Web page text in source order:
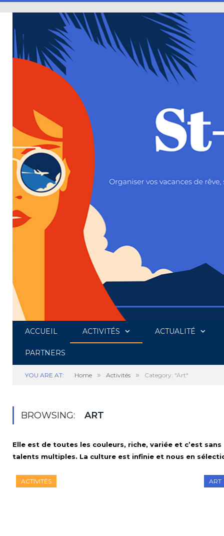
ACCUEIL ACTIVITÉS ACTUALITÉ
PARTNERS
YOU ARE AT: Home » Activités » Category: "Art"
BROWSING: ART
Elle est de toutes les couleurs, riche, variée et c’est
talents multiples. La culture est infinie et nous en
ACTIVITÉS ART